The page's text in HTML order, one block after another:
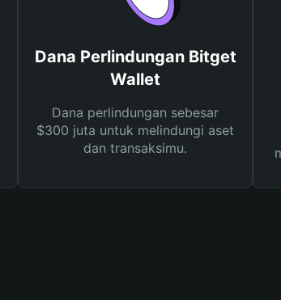
Dana Perlindungan Bitget
Wallet
Dana perlindungan sebesar
$300 juta untuk melindungi aset
dan transaksimu.